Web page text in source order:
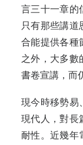
言三十一章的
只有那些講
合能提供各種
之外，大多數
書卷宣講，而
現今時移勢易
現代人，對長
耐性。近幾年